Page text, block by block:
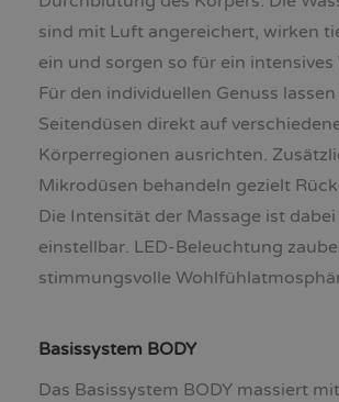
sind mit Luft angereichert, wirken
ein und sorgen so für ein
Für den individuellen Genuss
Seitendüsen direkt auf
Körperregionen ausrichten.
Mikrodüsen behandeln gezielt
Die Intensität der Massage ist
einstellbar. LED-Beleuchtung
stimmungsvolle
Basissystem BODY
Das Basissystem BODY massiert